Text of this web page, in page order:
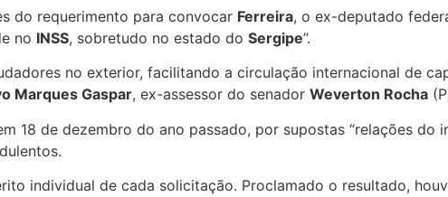
do requerimento para convocar Ferreira, o ex-deputado
no INSS, sobretudo no estado do Sergipe”.
no exterior, facilitando a circulação internacional de
Marques Gaspar, ex-assessor do senador Weverton Rocha
18 de dezembro do ano passado, por supostas “relações do
individual de cada solicitação. Proclamado o resultado,